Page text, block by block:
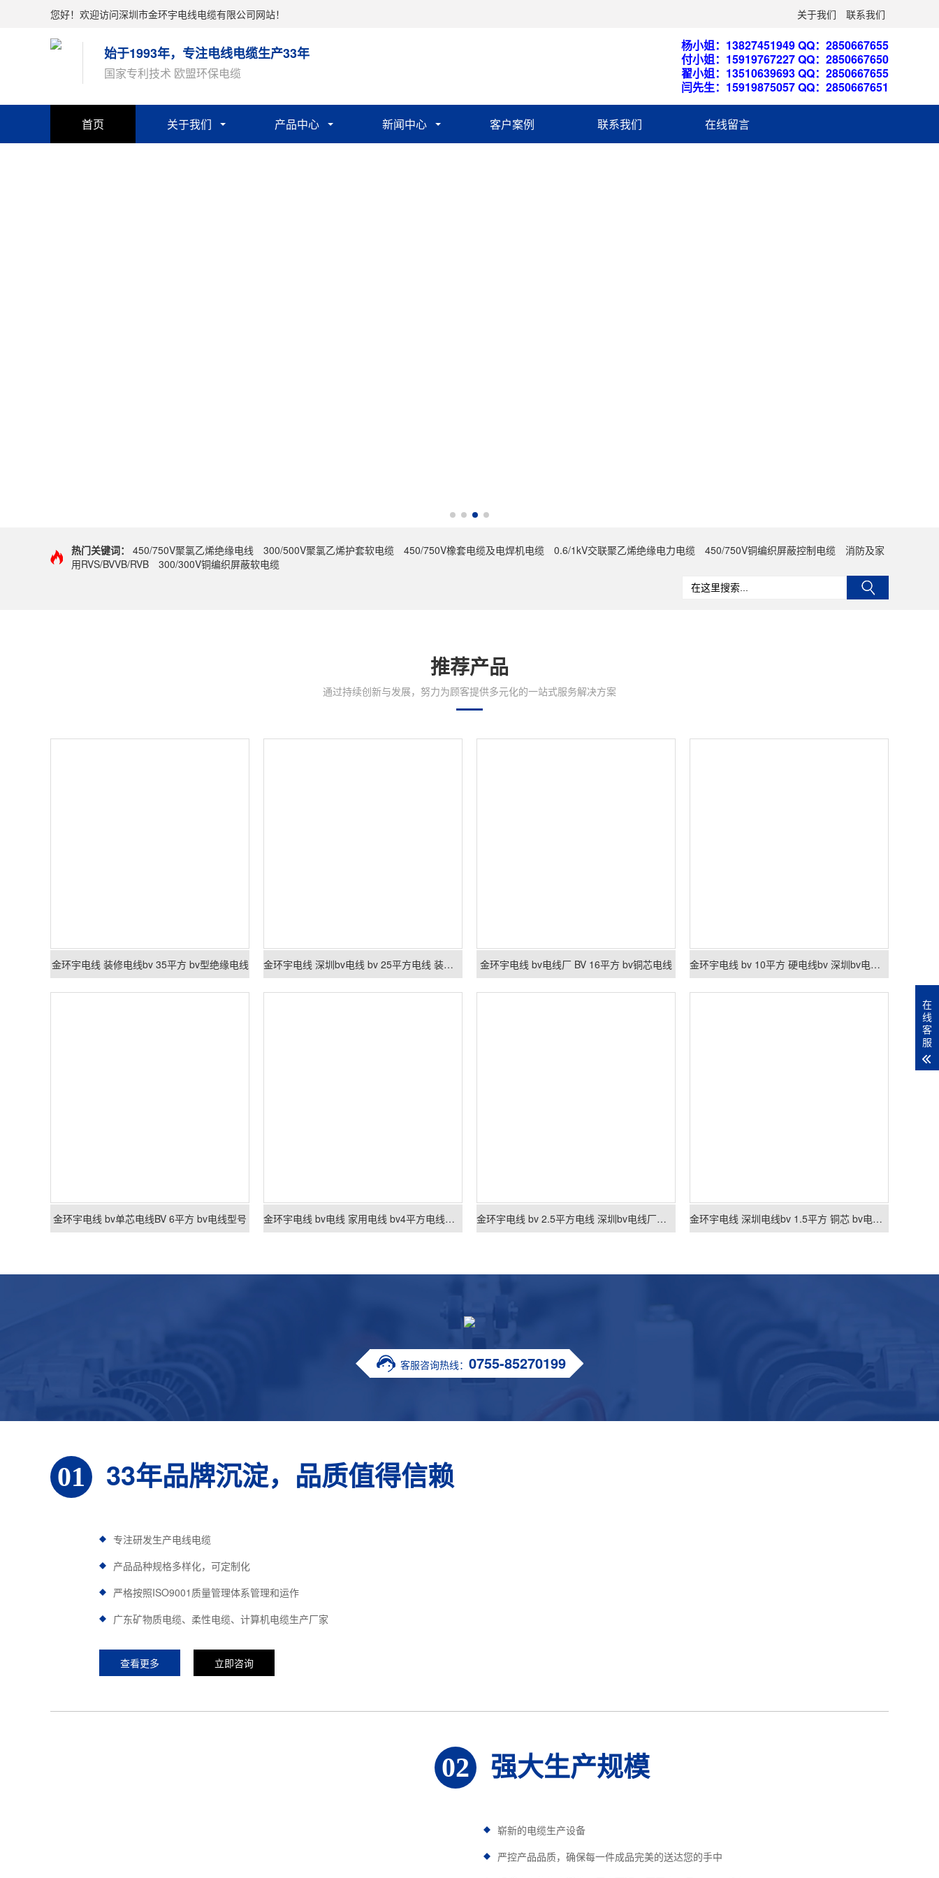
您好！欢迎访问深圳市金环宇电线电缆有限公司网站！ 关于我们 联系我们
始于1993年，专注电线电缆生产33年
国家专利技术 欧盟环保电缆
杨小姐：13827451949 QQ：2850667655
付小姐：15919767227 QQ：2850667650
翟小姐：13510639693 QQ：2850667655
闫先生：15919875057 QQ：2850667651
首页 关于我们 产品中心 新闻中心 客户案例 联系我们 在线留言
热门关键词： 450/750V聚氯乙烯绝缘电线 300/500V聚氯乙烯护套软电缆 450/750V橡套电缆及电焊机电缆 0.6/1kV交联聚乙烯绝缘电力电缆 450/750V铜编织屏蔽控制电缆
消防及家
用RVS/BVVB/RVB
300/300V铜编织屏蔽软电缆
推荐产品
通过持续创新与发展，努力为顾客提供多元化的一站式服务解决方案
金环宇电线 装修电线bv 35平方 bv型绝缘电线 金环宇电线 深圳bv电线 bv 25平方电线 装修用线 金环宇电线 bv电线厂 BV 16平方 bv铜芯电线 金环宇电线 bv 10平方 硬电线bv 深圳bv电线厂家
金环宇电线 bv单芯电线BV 6平方 bv电线型号 金环宇电线 bv电线 家用电线 bv4平方电线价格 金环宇电线 bv 2.5平方电线 深圳bv电线厂家报价 金环宇电线 深圳电线bv 1.5平方 铜芯 bv电线电缆
客服咨询热线： 0755-85270199
01 33年品牌沉淀，品质值得信赖
专注研发生产电线电缆
产品品种规格多样化，可定制化
严格按照ISO9001质量管理体系管理和运作
广东矿物质电缆、柔性电缆、计算机电缆生产厂家
查看更多 立即咨询
02 强大生产规模
崭新的电缆生产设备
严控产品品质，确保每一件成品完美的送达您的手中
在
线
客
服